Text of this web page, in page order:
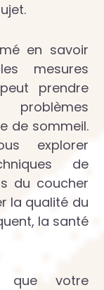
en savoir
mesures
prendre
de sommeil.
explorer
de
du coucher
la qualité du
la santé
que votre